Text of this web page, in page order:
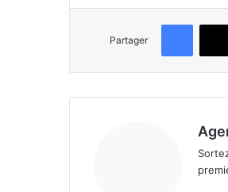
Partager